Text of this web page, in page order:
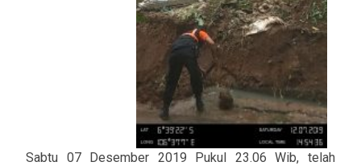
Sabtu 07 Desember 2019 Pukul 23.06 Wib, telah